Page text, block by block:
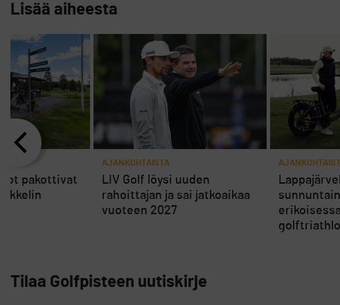
Lisää aiheesta
erikoisessa
pakottivat
AJANKOHTAISTA
LIV Golf löysi uuden
rahoittajan ja sai jatkoaikaa
vuoteen 2027
Tilaa Golfpisteen uutiskirje